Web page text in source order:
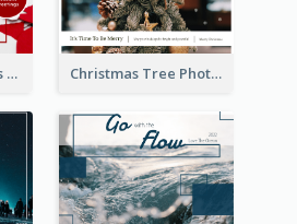
Red Christmas Hats Photo Postcard Christmas Tree Photo Christmas Holidays Post Card